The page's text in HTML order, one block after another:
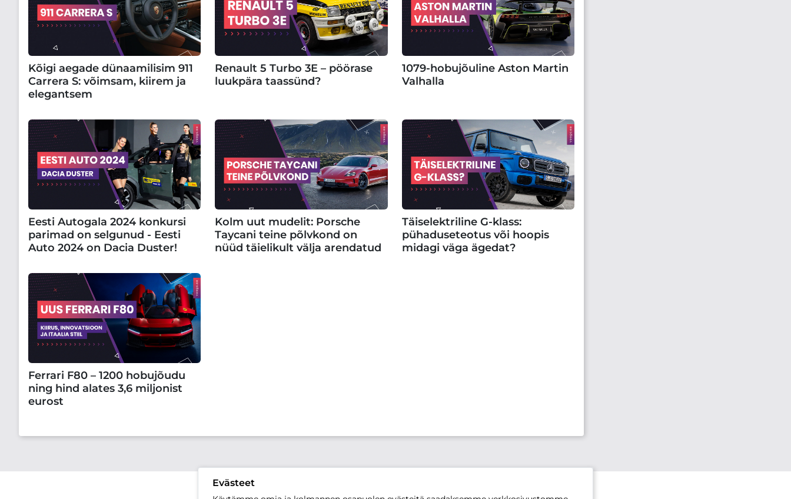
Kõigi aegade dünaamilisim 911
Carrera S: võimsam, kiirem ja
elegantsem
Renault 5 Turbo 3E – pöörase
luukpära taassünd?
1079-hobujõuline Aston Martin
Valhalla
Eesti Autogala 2024 konkursi
parimad on selgunud - Eesti
Auto 2024 on Dacia Duster!
Kolm uut mudelit: Porsche
Taycani teine põlvkond on
nüüd täielikult välja arendatud
Täiselektriline G-klass:
pühaduseteotus või hoopis
midagi väga ägedat?
Ferrari F80 – 1200 hobujõudu
ning hind alates 3,6 miljonist
eurost
Evästeet